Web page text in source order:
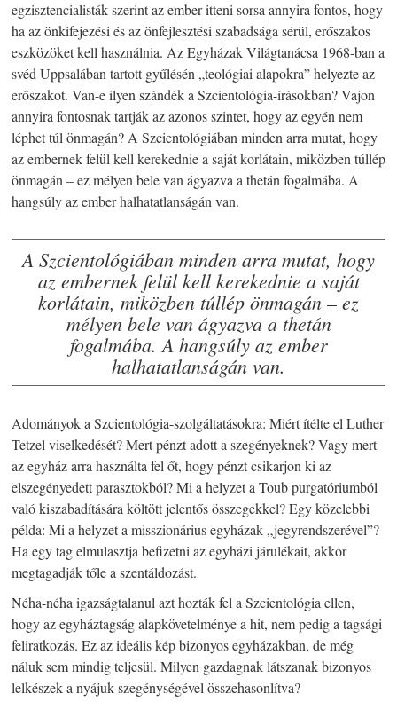
egzisztencialisták szerint az ember itteni sorsa annyira fontos, hogy
ha az önkifejezési és az önfejlesztési szabadsága sérül, erőszakos
eszközöket kell használnia. Az Egyházak Világtanácsa 1968-ban a
svéd Uppsalában tartott gyűlésén „teológiai alapokra” helyezte az
erőszakot. Van-e ilyen szándék a Szcientológia-írásokban? Vajon
annyira fontosnak tartják az azonos szintet, hogy az egyén nem
léphet túl önmagán? A Szcientológiában minden arra mutat, hogy
az embernek felül kell kerekednie a saját korlátain, miközben túllép
önmagán – ez mélyen bele van ágyazva a thetán fogalmába. A
hangsúly az ember halhatatlanságán van.
A Szcientológiában minden arra mutat, hogy
az embernek felül kell kerekednie a saját
korlátain, miközben túllép önmagán – ez
mélyen bele van ágyazva a thetán
fogalmába. A hangsúly az ember
halhatatlanságán van.
Adományok a Szcientológia-szolgáltatásokra: Miért ítélte el Luther
Tetzel viselkedését? Mert pénzt adott a szegényeknek? Vagy mert
az egyház arra használta fel őt, hogy pénzt csikarjon ki az
elszegényedett parasztokból? Mi a helyzet a Toub purgatóriumból
való kiszabadítására költött jelentős összegekkel? Egy közelebbi
példa: Mi a helyzet a misszionárius egyházak „jegyrendszerével”?
Ha egy tag elmulasztja befizetni az egyházi járulékait, akkor
megtagadják tőle a szentáldozást.
Néha-néha igazságtalanul azt hozták fel a Szcientológia ellen,
hogy az egyháztagság alapkövetelménye a hit, nem pedig a tagsági
feliratkozás. Ez az ideális kép bizonyos egyházakban, de még
náluk sem mindig teljesül. Milyen gazdagnak látszanak bizonyos
lelkészek a nyájuk szegénységével összehasonlítva?